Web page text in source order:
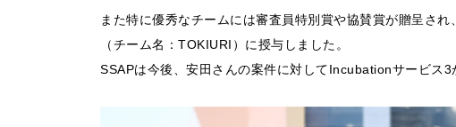
また特に優秀なチームには審査員特別賞や協賛賞が贈呈さ
（チーム名：TOKIURI）に授与しました。
SSAPは今後、安田さんの案件に対してIncubationサービス3